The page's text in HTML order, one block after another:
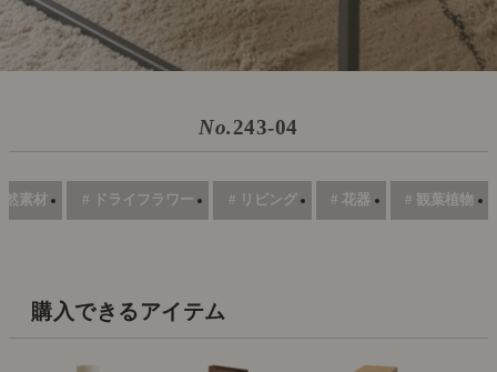
No.243-04
然素材 # ドライフラワー # リビング # 花器 # 観葉植物
購入できるアイテム